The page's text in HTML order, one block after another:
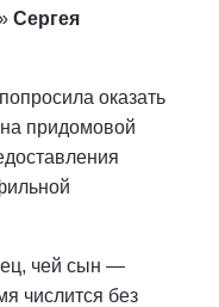
Сергея
оказать
придомовой
чей сын —
числится без